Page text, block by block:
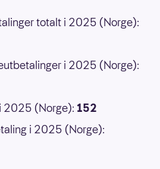
totalt i 2025 (Norge):
i 2025 (Norge):
2025 (Norge): 152
i 2025 (Norge):